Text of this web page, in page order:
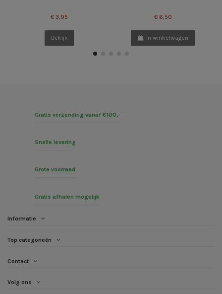
€ 3,95
Bekijk
€ 6,50
In winkelwagen
Gratis verzending vanaf €100,-
Snelle levering
Grote voorraad
Gratis afhalen mogelijk
Informatie
Top categorieën
Contact
Volg ons